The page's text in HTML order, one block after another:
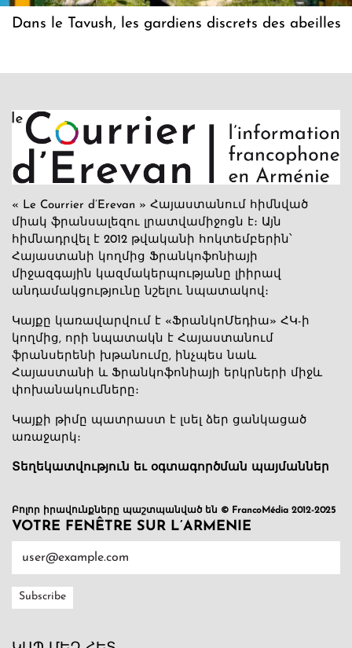
Dans le Tavush, les gardiens discrets des abeilles
« Le Courrier d’Erevan » Հայաստանում հիմնված
միակ ֆրանսալեզու լրատվամիջոցն է։ Այն
հիմնադրվել է 2012 թվականի հոկտեմբերին՝
Հայաստանի կողմից Ֆրանկոֆոնիայի
միջազգային կազմակերպությանը լիիրավ
անդամակցությունը նշելու նպատակով։
Կայքը կառավարվում է «ՖրանկոՄեդիա» ՀԿ-ի
կողմից, որի նպատակն է Հայաստանում
ֆրանսերենի խթանումը, ինչպես նաև
Հայաստանի և Ֆրանկոֆոնիայի երկրների միջև
փոխանակումները։
Կայքի թիմը պատրաստ է լսել ձեր ցանկացած
առաջարկ։
Տեղեկատվություն եւ օգտագործման պայմաններ
Բոլոր իրավունքները պաշտպանված են © FrancoMédia 2012-2025
VOTRE FENÊTRE SUR L’ARMENIE